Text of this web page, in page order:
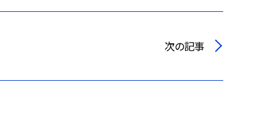
次の記事